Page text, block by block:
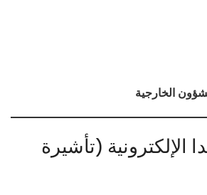
الخارجية
الإلكترونية (تأشيرة